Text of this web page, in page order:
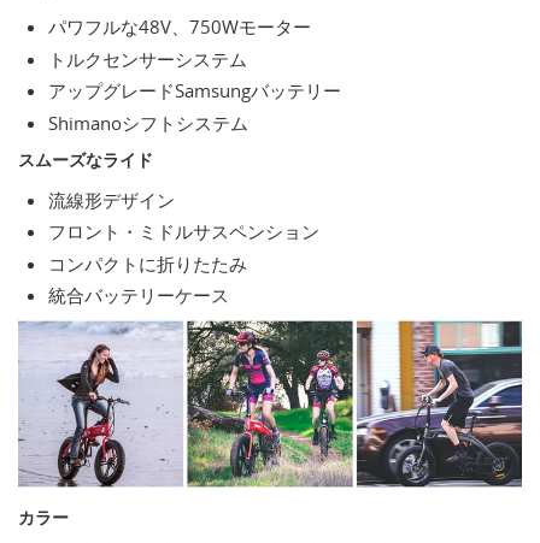
パワフルな48V、750Wモーター
トルクセンサーシステム
アップグレードSamsungバッテリー
Shimanoシフトシステム
スムーズなライド
流線形デザイン
フロント・ミドルサスペンション
コンパクトに折りたたみ
統合バッテリーケース
カラー